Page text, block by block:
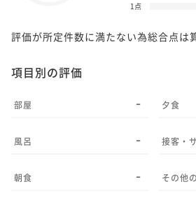
1点
評価が所定件数に満たない為総合点は
項目別の評価
部屋 -
風呂 -
朝食 -
夕食
接客・
その他